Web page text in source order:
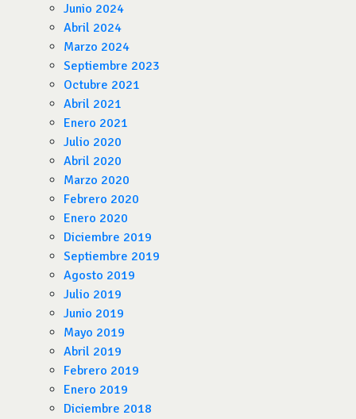
Junio 2024
Abril 2024
Marzo 2024
Septiembre 2023
Octubre 2021
Abril 2021
Enero 2021
Julio 2020
Abril 2020
Marzo 2020
Febrero 2020
Enero 2020
Diciembre 2019
Septiembre 2019
Agosto 2019
Julio 2019
Junio 2019
Mayo 2019
Abril 2019
Febrero 2019
Enero 2019
Diciembre 2018